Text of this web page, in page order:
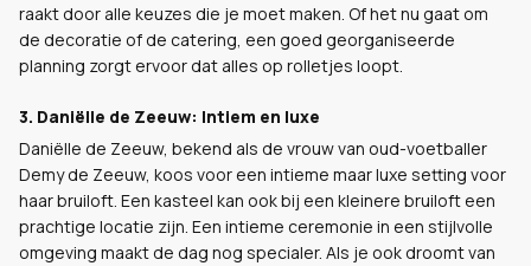
raakt door alle keuzes die je moet maken. Of het nu gaat om
de decoratie of de catering, een goed georganiseerde
planning zorgt ervoor dat alles op rolletjes loopt.
3. Daniëlle de Zeeuw: Intiem en luxe
Daniëlle de Zeeuw, bekend als de vrouw van oud-voetballer
Demy de Zeeuw, koos voor een intieme maar luxe setting voor
haar bruiloft. Een kasteel kan ook bij een kleinere bruiloft een
prachtige locatie zijn. Een intieme ceremonie in een stijlvolle
omgeving maakt de dag nog specialer. Als je ook droomt van